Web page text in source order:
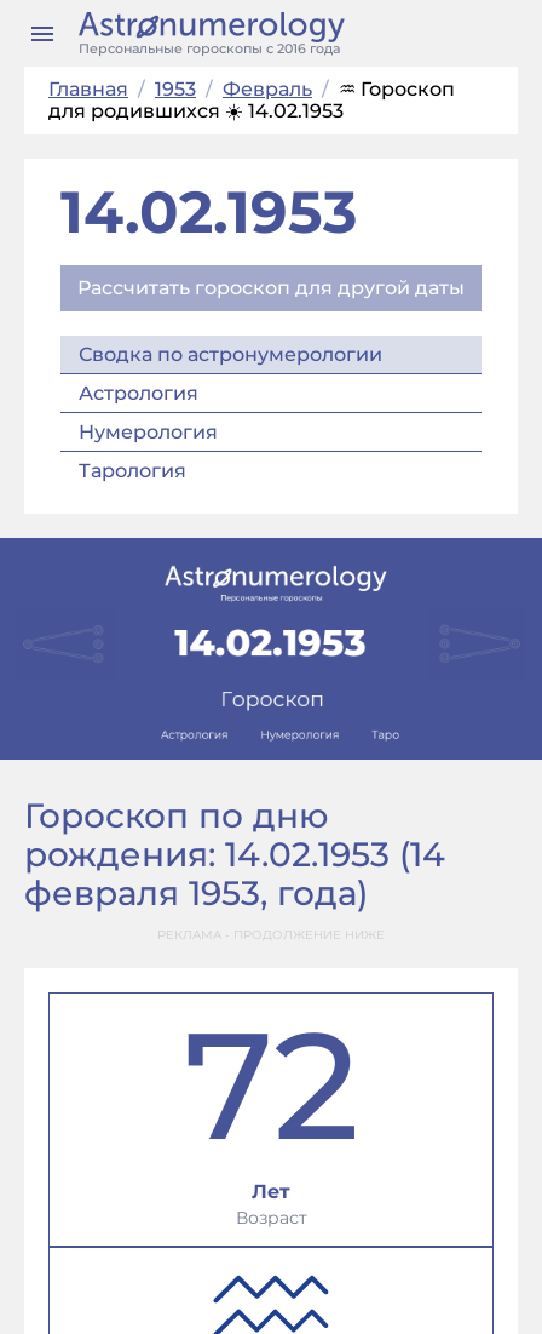
Персональные гороскопы с 2016 года
Главная / 1953 / Февраль / ♒ Гороскоп
для родившихся ☀️ 14.02.1953
14.02.1953
Рассчитать гороскоп для другой даты
Сводка по астронумерологии
Астрология
Нумерология
Тарология
Гороскоп по дню
рождения: 14.02.1953 (14
февраля 1953, года)
РЕКЛАМА - ПРОДОЛЖЕНИЕ НИЖЕ
72
Лет
Возраст